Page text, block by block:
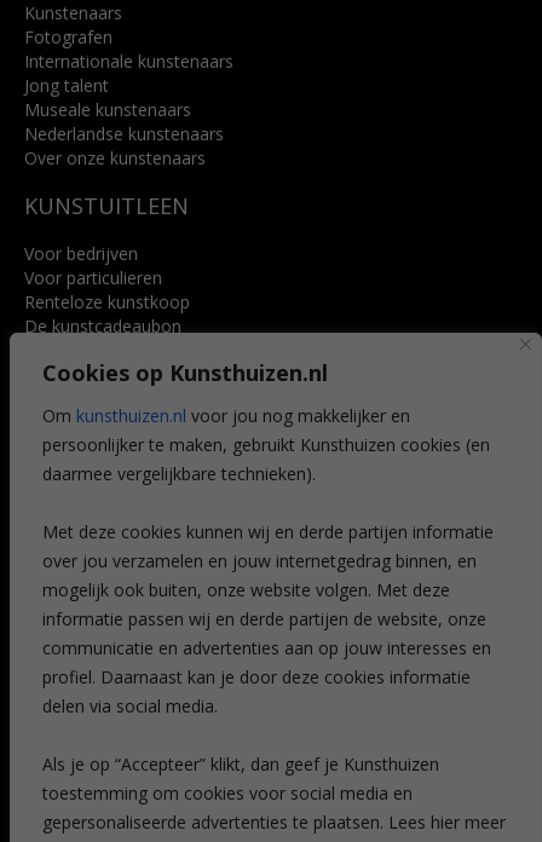
Cookies op Kunsthuizen.nl
Om kunsthuizen.nl voor jou nog makkelijker en
persoonlijker te maken, gebruikt Kunsthuizen cookies (en
daarmee vergelijkbare technieken).
Met deze cookies kunnen wij en derde partijen informatie
over jou verzamelen en jouw internetgedrag binnen, en
mogelijk ook buiten, onze website volgen. Met deze
informatie passen wij en derde partijen de website, onze
communicatie en advertenties aan op jouw interesses en
profiel. Daarnaast kan je door deze cookies informatie
delen via social media.
Als je op “Accepteer” klikt, dan geef je Kunsthuizen
toestemming om cookies voor social media en
gepersonaliseerde advertenties te plaatsen. Lees hier meer
Kunstenaars
Fotografen
Internationale kunstenaars
Jong talent
Museale kunstenaars
Nederlandse kunstenaars
Over onze kunstenaars
KUNSTUITLEEN
Voor bedrijven
Voor particulieren
Renteloze kunstkoop
De kunstcadeaubon
Voordelen
Veelgestelde vragen
CONTACT
Leiden
Amsterdam
Breda
Favorieten
Mijn art alert
NIEUWSBRIEF